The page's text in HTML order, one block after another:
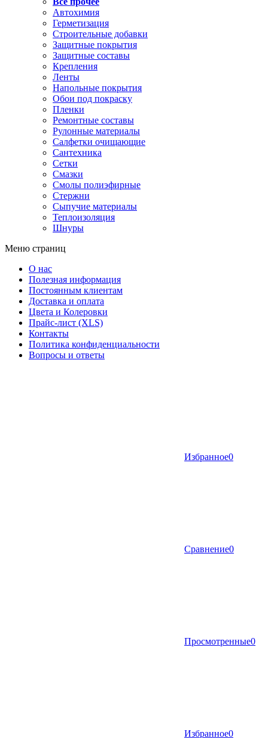
Автохимия
Герметизация
Строительные добавки
Защитные покрытия
Защитные составы
Крепления
Ленты
Напольные покрытия
Обои под покраску
Пленки
Ремонтные составы
Рулонные материалы
Салфетки очищающие
Сантехника
Сетки
Смазки
Смолы полиэфирные
Стержни
Сыпучие материалы
Теплоизоляция
Шнуры
Меню страниц
О нас
Полезная информация
Постоянным клиентам
Доставка и оплата
Цвета и Колеровки
Прайс-лист (XLS)
Контакты
Политика конфиденциальности
Вопросы и ответы
Избранное0
Сравнение0
Просмотренные0
Избранное0